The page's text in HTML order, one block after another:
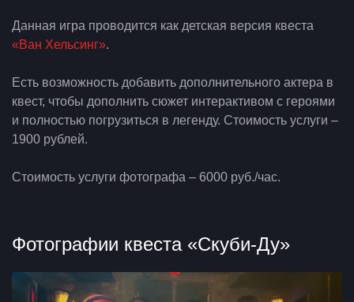
Данная игра проводится как детская версия квеста
«Ван Хельсинг».
Есть возможность добавить дополнительного актера в
квест, чтобы дополнить сюжет интерактивом с героями
и полностью погрузиться в легенду. Стоимость услуги –
1900 рублей.
Стоимость услуги фотографа – 6000 руб./час.
Фотографии квеста «Скуби-Ду»